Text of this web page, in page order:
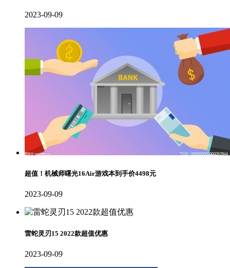
2023-09-09
超值！机械师曙光16Air游戏本到手价4498元
2023-09-09
雷蛇灵刃15 2022款超值优惠
2023-09-09